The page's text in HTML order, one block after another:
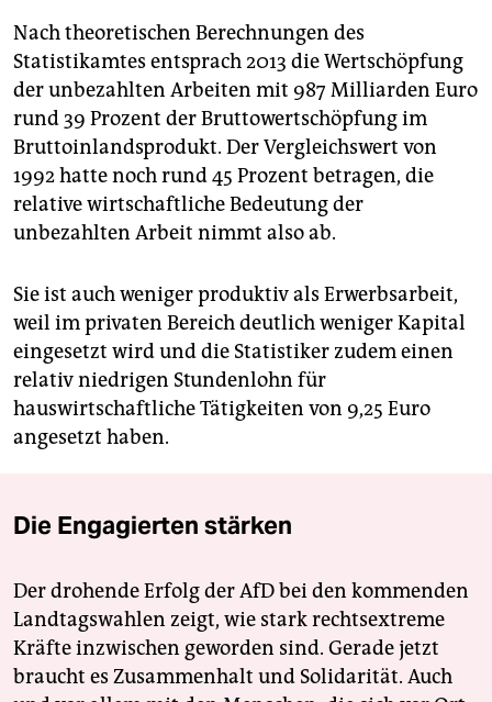
Nach theoretischen Berechnungen des
Statistikamtes entsprach 2013 die Wertschöpfung
der unbezahlten Arbeiten mit 987 Milliarden Euro
rund 39 Prozent der Bruttowertschöpfung im
Bruttoinlandsprodukt. Der Vergleichswert von
1992 hatte noch rund 45 Prozent betragen, die
relative wirtschaftliche Bedeutung der
unbezahlten Arbeit nimmt also ab.
Sie ist auch weniger produktiv als Erwerbsarbeit,
weil im privaten Bereich deutlich weniger Kapital
eingesetzt wird und die Statistiker zudem einen
relativ niedrigen Stundenlohn für
hauswirtschaftliche Tätigkeiten von 9,25 Euro
angesetzt haben.
Die Engagierten stärken
Der drohende Erfolg der AfD bei den kommenden
Landtagswahlen zeigt, wie stark rechtsextreme
Kräfte inzwischen geworden sind. Gerade jetzt
braucht es Zusammenhalt und Solidarität. Auch